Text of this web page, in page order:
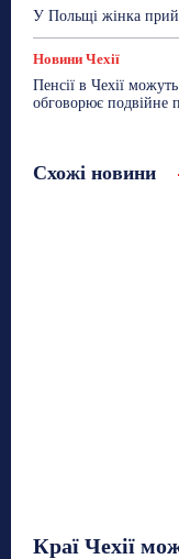
У Польщі жінка
Новини Чехії
Пенсії в Чехії
обговорює подвійне
Схожі новини
Краї Чехії